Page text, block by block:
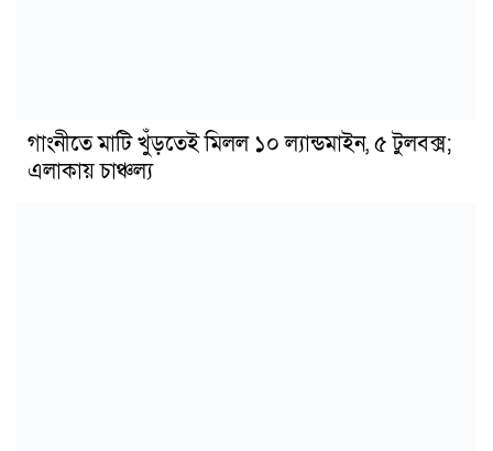
গাংনীতে মাটি খুঁড়তেই মিলল ১০ ল্যান্ডমাইন, ৫ টুলবক্স;
এলাকায় চাঞ্চল্য